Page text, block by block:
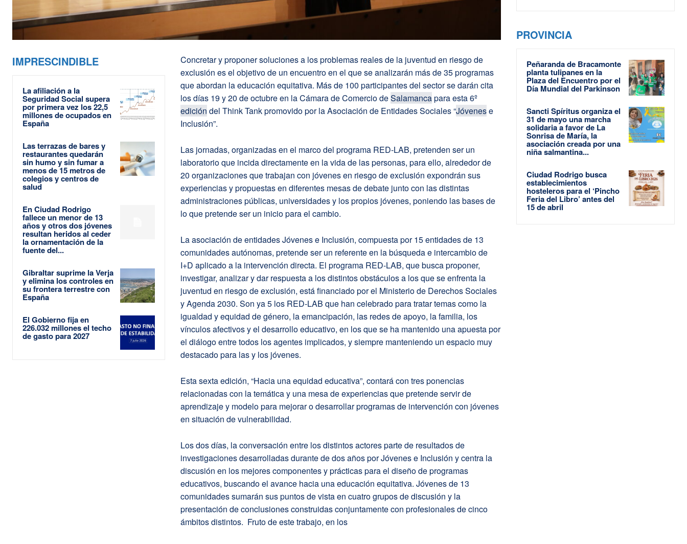
IMPRESCINDIBLE
La afiliación a la
Seguridad Social supera
por primera vez los 22,5
millones de ocupados en
España
Las terrazas de bares y
restaurantes quedarán
sin humo y sin fumar a
menos de 15 metros de
colegios y centros de
salud
En Ciudad Rodrigo
fallece un menor de 13
años y otros dos jóvenes
resultan heridos al ceder
la ornamentación de la
fuente del...
Gibraltar suprime la Verja
y elimina los controles en
su frontera terrestre con
España
El Gobierno fija en
226.032 millones el techo
de gasto para 2027
Concretar y proponer soluciones a los problemas reales de la juventud en riesgo de
exclusión es el objetivo de un encuentro en el que se analizarán más de 35 programas
que abordan la educación equitativa. Más de 100 participantes del sector se darán cita
los días 19 y 20 de octubre en la Cámara de Comercio deSalamancapara esta 6º
edición del Think Tank promovido por la Asociación de Entidades Sociales “Jóvenese
Inclusión”.
Las jornadas, organizadas en el marco del programa RED-LAB, pretenden ser un
laboratorio que incida directamente en la vida de las personas, para ello, alrededor de
20 organizaciones que trabajan con jóvenes en riesgo de exclusión expondrán sus
experiencias y propuestas en diferentes mesas de debate junto con las distintas
administraciones públicas, universidades y los propios jóvenes, poniendo las bases de
lo que pretende ser un inicio para el cambio.
La asociación de entidades Jóvenes e Inclusión, compuesta por 15 entidades de 13
comunidades autónomas, pretende ser un referente en la búsqueda e intercambio de
I+D aplicado a la intervención directa. El programa RED-LAB, que busca proponer,
investigar, analizar y dar respuesta a los distintos obstáculos a los que se enfrenta la
juventud en riesgo de exclusión, está financiado por el Ministerio de Derechos Sociales
y Agenda 2030. Son ya 5 los RED-LAB que han celebrado para tratar temas como la
igualdad y equidad de género, la emancipación, las redes de apoyo, la familia, los
vínculos afectivos y el desarrollo educativo, en los que se ha mantenido una apuesta por
el diálogo entre todos los agentes implicados, y siempre manteniendo un espacio muy
destacado para las y los jóvenes.
Esta sexta edición, “Hacia una equidad educativa”, contará con tres ponencias
relacionadas con la temática y una mesa de experiencias que pretende servir de
aprendizaje y modelo para mejorar o desarrollar programas de intervención con jóvenes
en situación de vulnerabilidad.
Los dos días, la conversación entre los distintos actores parte de resultados de
investigaciones desarrolladas durante de dos años por Jóvenes e Inclusión y centra la
discusión en los mejores componentes y prácticas para el diseño de programas
educativos, buscando el avance hacia una educación equitativa. Jóvenes de 13
comunidades sumarán sus puntos de vista en cuatro grupos de discusión y la
presentación de conclusiones construidas conjuntamente con profesionales de cinco
ámbitos distintos. Fruto de este trabajo, en los
PROVINCIA
Peñaranda de Bracamonte
planta tulipanes en la
Plaza del Encuentro por el
Día Mundial del Parkinson
Sancti Spíritus organiza el
31 de mayo una marcha
solidaria a favor de La
Sonrisa de María, la
asociación creada por una
niña salmantina...
Ciudad Rodrigo busca
establecimientos
hosteleros para el ‘Pincho
Feria del Libro’ antes del
15 de abril